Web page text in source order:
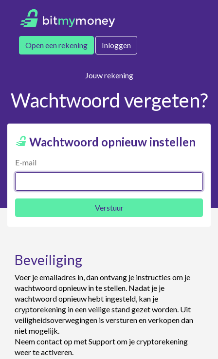
Open een rekening Inloggen
Jouw rekening
Wachtwoord vergeten?
Wachtwoord opnieuw instellen
E-mail
Verstuur
Beveiliging
Voer je emailadres in, dan ontvang je instructies om je
wachtwoord opnieuw in te stellen. Nadat je je
wachtwoord opnieuw hebt ingesteld, kan je
cryptorekening in een veilige stand gezet worden. Uit
veiligheidsoverwegingen is versturen en verkopen dan
niet mogelijk.
Neem contact op met Support om je cryptorekening
weer te activeren.